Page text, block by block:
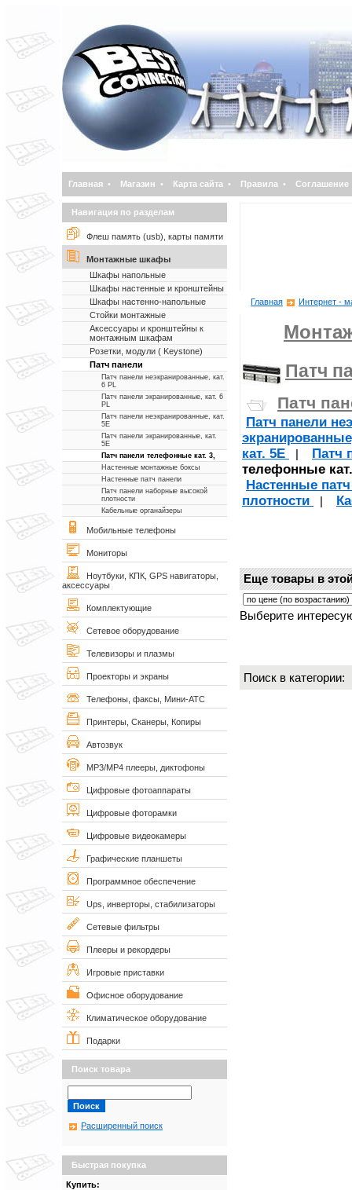
Главная • Магазин • Карта сайта • Правила • Соглашение
Навигация по разделам
Флеш память (usb), карты памяти
Монтажные шкафы
Шкафы напольные
Шкафы настенные и кронштейны
Шкафы настенно-напольные
Стойки монтажные
Аксессуары и кронштейны к
монтажным шкафам
Розетки, модули ( Keystone)
Патч панели
Патч панели неэкранированные, кат.
6 PL
Патч панели экранированные, кат. 6
PL
Патч панели неэкранированные, кат.
5Е
Патч панели экранированные, кат.
5Е
Патч панели телефонные кат. 3,
Настенные монтажные боксы
Настенные патч панели
Патч панели наборные высокой
плотности
Кабельные органайзеры
Мобильные телефоны
Мониторы
Ноутбуки, КПК, GPS навигаторы,
аксессуары
Комплектующие
Сетевое оборудование
Телевизоры и плазмы
Проекторы и экраны
Телефоны, факсы, Мини-АТС
Принтеры, Сканеры, Копиры
Автозвук
MP3/MP4 плееры, диктофоны
Цифровые фотоаппараты
Цифровые фоторамки
Цифровые видеокамеры
Графические планшеты
Программное обеспечение
Ups, инверторы, стабилизаторы
Сетевые фильтры
Плееры и рекордеры
Игровые приставки
Офисное оборудование
Климатическое оборудование
Подарки
Поиск товара
Расширенный поиск
Быстрая покупка
Купить:
Главная Интернет -
Патч
Патч
Патч панели
кат. 5Е
|
Патч
телефонные
Настенные
плотности
|
Еще товары в
Выберите
Поиск в